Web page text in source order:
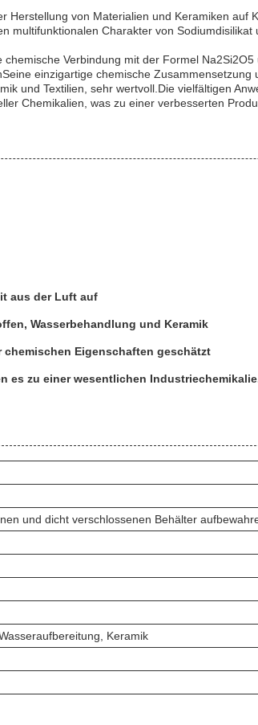
von Materialien und Keramiken
multifunktionalen Charakter von
Verbindung mit der Formel
einzigartige chemische
und Textilien, sehr wertvoll.Die vielfältigen
Chemikalien, was zu einer verbesserten
aus der Luft auf
Wasserbehandlung und Keramik
Eigenschaften geschätzt
es zu einer wesentlichen
und dicht verschlossenen Behälter
Keramik